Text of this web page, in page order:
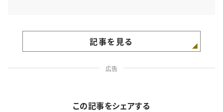
記事を見る
広告
この記事をシェアする